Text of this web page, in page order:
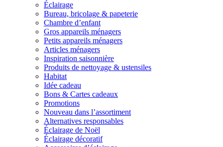
Éclairage
Bureau, bricolage & papeterie
Chambre d’enfant
Gros appareils ménagers
Petits appareils ménagers
Articles ménagers
Inspiration saisonnière
Produits de nettoyage & ustensiles
Habitat
Idée cadeau
Bons & Cartes cadeaux
Promotions
Nouveau dans l’assortiment
Alternatives responsables
Éclairage de Noël
Éclairage décoratif